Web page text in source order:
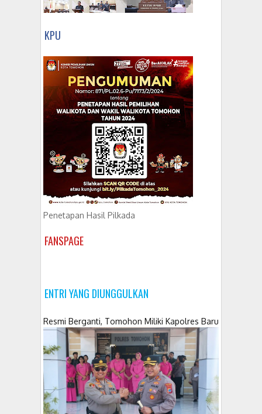
KPU
Penetapan Hasil Pilkada
FANSPAGE
ENTRI YANG DIUNGGULKAN
Resmi Berganti, Tomohon Miliki Kapolres Baru